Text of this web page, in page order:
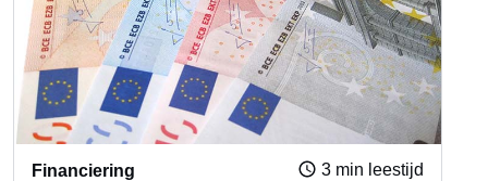
Financiering 3 min leestijd